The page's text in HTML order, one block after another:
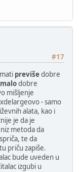
#17
previšedobre
dobre
mišljenje
- samo
alata, kao i
je da je
metoda da
te da
priču zapiše.
bude uveden u
izgubi u